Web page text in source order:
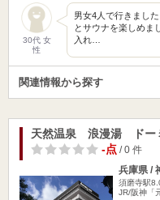
30代 女
性
男女4人で行きまし
とサウナを楽しめま
入れ…
関連情報から探す
天然温泉 浪漫湯 ドー
-点/ 0 件
兵庫県 /
須磨寺駅
JR/阪神「